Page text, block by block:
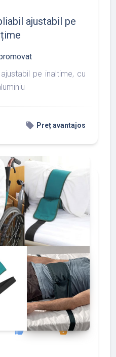
ajustabil pe
pe inaltime, cu
local_offer Preț avantajos
thumb_up
175
shopping_basket